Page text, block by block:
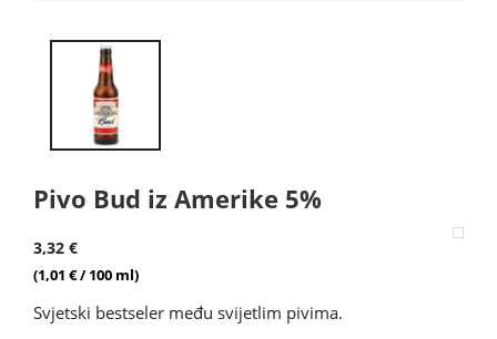
Pivo Bud iz Amerike 5%
3,32 €
(1,01 € / 100 ml)
Svjetski bestseler među svijetlim pivima.